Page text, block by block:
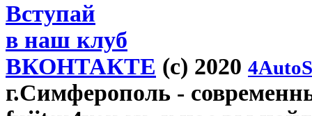
Вступай
в наш клуб
ВКОНТАКТЕ (c) 2020
г.Симферополь -